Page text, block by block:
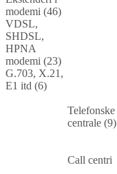
modemi (46)
VDSL,
SHDSL,
HPNA
modemi (23)
G.703, X.21,
E1 itd (6)
Telefonske
centrale (9)
Call centri